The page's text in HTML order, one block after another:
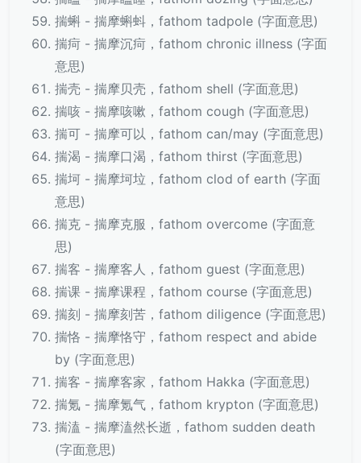
揣蝌 - 揣摩蝌蚪，fathom tadpole (字面意思)
揣疴 - 揣摩沉疴，fathom chronic illness (字面
意思)
揣壳 - 揣摩贝壳，fathom shell (字面意思)
揣咳 - 揣摩咳嗽，fathom cough (字面意思)
揣可 - 揣摩可以，fathom can/may (字面意思)
揣渴 - 揣摩口渴，fathom thirst (字面意思)
揣坷 - 揣摩坷垃，fathom clod of earth (字面
意思)
揣克 - 揣摩克服，fathom overcome (字面意
思)
揣客 - 揣摩客人，fathom guest (字面意思)
揣课 - 揣摩课程，fathom course (字面意思)
揣刻 - 揣摩刻苦，fathom diligence (字面意思)
揣恪 - 揣摩恪守，fathom respect and abide
by (字面意思)
揣客 - 揣摩客家，fathom Hakka (字面意思)
揣氪 - 揣摩氪气，fathom krypton (字面意思)
揣溘 - 揣摩溘然长逝，fathom sudden death
(字面意思)